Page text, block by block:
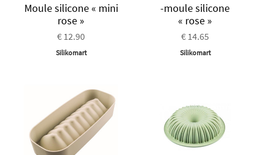
Moule silicone « mini
rose »
€ 12.90
Silikomart
-moule silicone
« rose »
€ 14.65
Silikomart